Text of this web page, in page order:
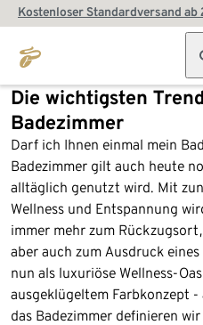
Kostenloser Standardversand ab
Die wichtigsten
Badezimmer
Darf ich Ihnen einmal mein
Badezimmer gilt auch heute
alltäglich genutzt wird. Mit
Wellness und Entspannung
immer mehr zum
aber auch zum Ausdruck
nun als luxuriöse Wellness-
ausgeklügeltem Farbkonzept -
das Badezimmer definieren